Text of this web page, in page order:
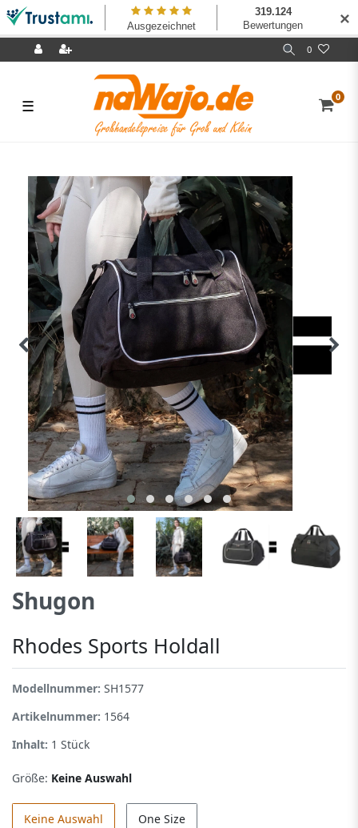
0
☰ 0
Shugon
Rhodes Sports Holdall
Modellnummer: SH1577
Artikelnummer: 1564
Inhalt: 1 Stück
Größe: Keine Auswahl
Keine Auswahl One Size
✕